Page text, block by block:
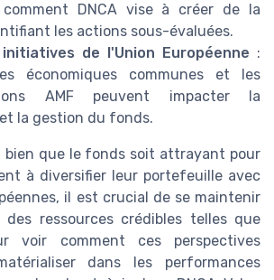
comment DNCA vise à créer de la
les actions sous-évaluées.
de l'Union Européenne :
économiques communes et les
AMF peuvent impacter la
la gestion du fonds.
bien que le fonds soit attrayant pour
à diversifier leur portefeuille avec
il est crucial de se maintenir
ressources crédibles telles que
voir comment ces perspectives
dans les performances